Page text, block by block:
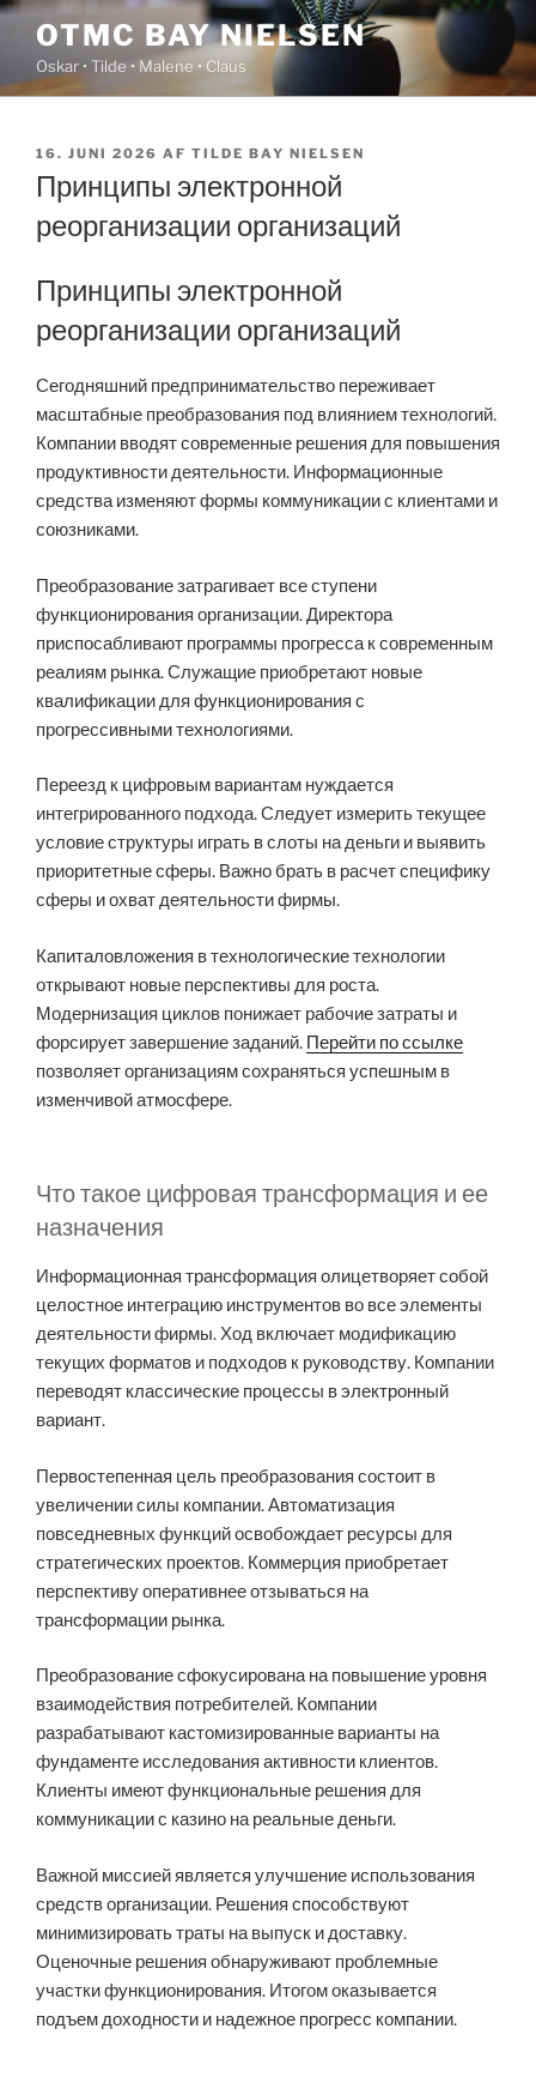
Videre
indhold
OTMC BAY NIELSEN
Oskar • Tilde • Malene • Claus
UDGIVET
DEN
16. JUNI 2026 AF TILDE BAY NIELSEN
Принципы электронной
реорганизации организаций
Принципы электронной
реорганизации организаций
Сегодняшний предпринимательство переживает
масштабные преобразования под влиянием технологий.
Компании вводят современные решения для повышения
продуктивности деятельности. Информационные
средства изменяют формы коммуникации с клиентами и
союзниками.
Преобразование затрагивает все ступени
функционирования организации. Директора
приспосабливают программы прогресса к современным
реалиям рынка. Служащие приобретают новые
квалификации для функционирования с
прогрессивными технологиями.
Переезд к цифровым вариантам нуждается
интегрированного подхода. Следует измерить текущее
условие структуры играть в слоты на деньги и выявить
приоритетные сферы. Важно брать в расчет специфику
сферы и охват деятельности фирмы.
Капиталовложения в технологические технологии
открывают новые перспективы для роста.
Модернизация циклов понижает рабочие затраты и
форсирует завершение заданий. Перейти по ссылке
позволяет организациям сохраняться успешным в
изменчивой атмосфере.
Что такое цифровая трансформация и ее
назначения
Информационная трансформация олицетворяет собой
целостное интеграцию инструментов во все элементы
деятельности фирмы. Ход включает модификацию
текущих форматов и подходов к руководству. Компании
переводят классические процессы в электронный
вариант.
Первостепенная цель преобразования состоит в
увеличении силы компании. Автоматизация
повседневных функций освобождает ресурсы для
стратегических проектов. Коммерция приобретает
перспективу оперативнее отзываться на
трансформации рынка.
Преобразование сфокусирована на повышение уровня
взаимодействия потребителей. Компании
разрабатывают кастомизированные варианты на
фундаменте исследования активности клиентов.
Клиенты имеют функциональные решения для
коммуникации с казино на реальные деньги.
Важной миссией является улучшение использования
средств организации. Решения способствуют
минимизировать траты на выпуск и доставку.
Оценочные решения обнаруживают проблемные
участки функционирования. Итогом оказывается
подъем доходности и надежное прогресс компании.